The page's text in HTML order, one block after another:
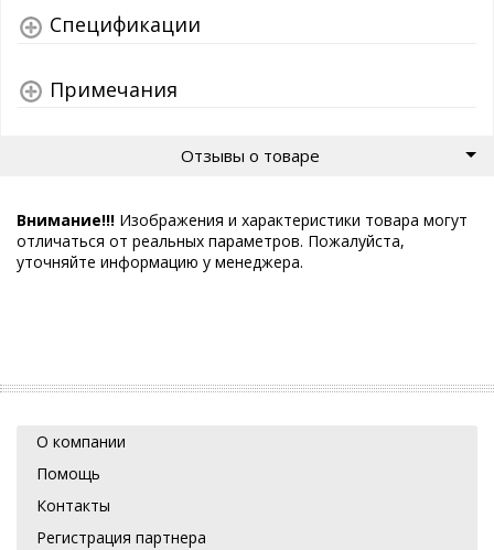
Спецификации
Примечания
Отзывы о товаре
Внимание!!! Изображения и характеристики товара могут
отличаться от реальных параметров. Пожалуйста,
уточняйте информацию у менеджера.
О компании
Помощь
Контакты
Регистрация партнера